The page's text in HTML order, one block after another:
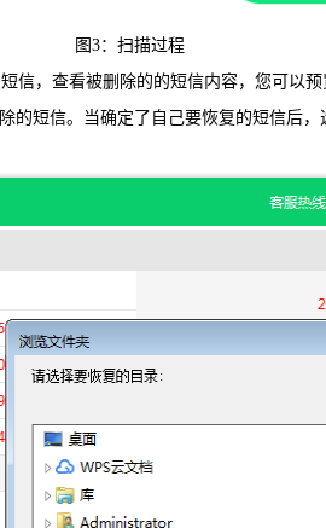
图3：扫描过程
，查看被删除的的短信内容，您可以
的短信。当确定了自己要恢复的短信后